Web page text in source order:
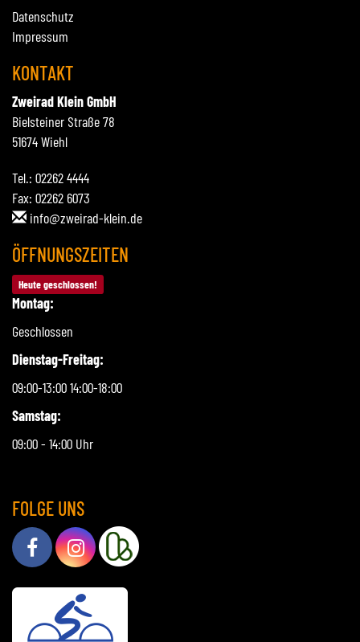
Datenschutz
Impressum
KONTAKT
Zweirad Klein GmbH
Bielsteiner Straße 78
51674 Wiehl
Tel.: 02262 4444
Fax: 02262 6073
info@zweirad-klein.de
ÖFFNUNGSZEITEN
Heute geschlossen!
Montag:
Geschlossen
Dienstag-Freitag:
09:00-13:00 14:00-18:00
Samstag:
09:00 - 14:00 Uhr
FOLGE UNS